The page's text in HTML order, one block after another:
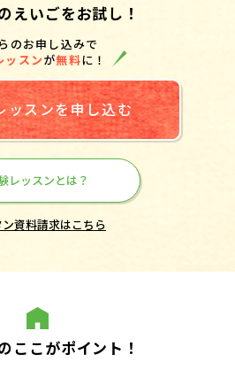
えいごをお試し！
のお申し込みで
ッスンが無料に！
ッスンを申し込む
レッスンとは？
資料請求はこちら
ここがポイント！